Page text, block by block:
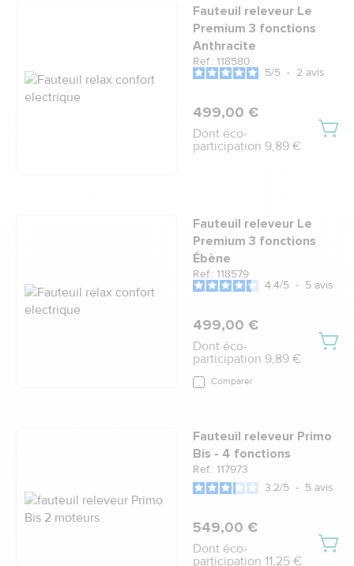
Fauteuil releveur Le
Premium 3 fonctions
Anthracite
Ref.: 118580
5/5 - 2 avis
499,00 €
Dont éco-
participation 9,89 €
Fauteuil releveur Le
Premium 3 fonctions
Ébène
Ref.: 118579
4.4/5 - 5 avis
499,00 €
Dont éco-
participation 9,89 €
Comparer
Fauteuil releveur Primo
Bis - 4 fonctions
Ref.: 117973
3.2/5 - 5 avis
549,00 €
Dont éco-
participation 11,25 €